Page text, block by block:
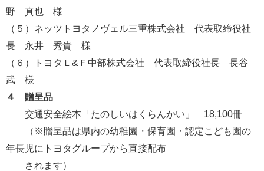
野 真也 様
（５）ネッツトヨタノヴェル三重株式会社 代表取締役社
長 永井 秀貴 様
（６）トヨタＬ&Ｆ中部株式会社 代表取締役社長 長谷
武 様
４ 贈呈品
交通安全絵本「たのしいはくらんかい」 18,100冊
（※贈呈品は県内の幼稚園・保育園・認定こども園の
年長児にトヨタグループから直接配布
されます）